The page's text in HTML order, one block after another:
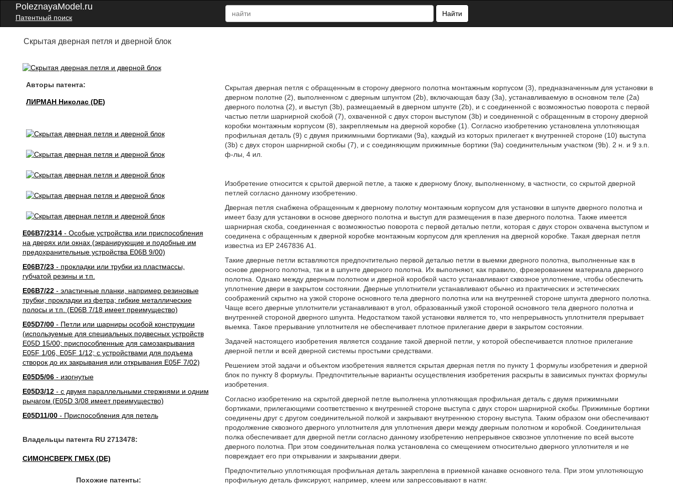
PoleznayaModel.ru
Патентный поиск
Найти
Скрытая дверная петля и дверной блок
Авторы патента:
ЛИРМАН Николас (DE)
E06B7/2314- Особые устройства или приспособления
на дверях или окнах (экранирующие и подобные им
предохранительные устройства E06B 9/00)
E06B7/23- прокладки или трубки из пластмассы,
губчатой резины и т.п.
E06B7/22- эластичные планки, например резиновые
трубки; прокладки из фетра; гибкие металлические
полосы и т.п. (E06B 7/18 имеет преимущество)
E05D7/00- Петли или шарниры особой конструкции
(используемые для специальных подвесных устройств
E05D 15/00; приспособленные для самозакрывания
E05F 1/06, E05F 1/12; с устройствами для подъема
створок до их закрывания или открывания E05F 7/02)
E05D5/06- изогнутые
E05D3/12- с двумя параллельными стержнями и одним
рычагом (E05D 3/08 имеет преимущество)
E05D11/00- Приспособления для петель
Владельцы патента RU 2713478:
СИМОНСВЕРК ГМБХ (DE)
Скрытая дверная петля с обращенным в сторону дверного полотна монтажным корпусом (3), предназначенным для установки в
дверном полотне (2), выполненном с дверным шпунтом (2b), включающая базу (3а), устанавливаемую в основном теле (2а)
дверного полотна (2), и выступ (3b), размещаемый в дверном шпунте (2b), и с соединенной с возможностью поворота с первой
частью петли шарнирной скобой (7), охваченной с двух сторон выступом (3b) и соединенной с обращенным в сторону дверной
коробки монтажным корпусом (8), закрепляемым на дверной коробке (1). Согласно изобретению установлена уплотняющая
профильная деталь (9) с двумя прижимными бортиками (9а), каждый из которых прилегает к внутренней стороне (10) выступа
(3b) с двух сторон шарнирной скобы (7), и с соединяющим прижимные бортики (9а) соединительным участком (9b). 2 н. и 9 з.п.
ф-лы, 4 ил.
Изобретение относится к срытой дверной петле, а также к дверному блоку, выполненному, в частности, со скрытой дверной
петлей согласно данному изобретению.
Дверная петля снабжена обращенным к дверному полотну монтажным корпусом для установки в шпунте дверного полотна и
имеет базу для установки в основе дверного полотна и выступ для размещения в пазе дверного полотна. Также имеется
шарнирная скоба, соединенная с возможностью поворота с первой деталью петли, которая с двух сторон охвачена выступом и
соединена с обращенным к дверной коробке монтажным корпусом для крепления на дверной коробке. Такая дверная петля
известна из ЕР 2467836 А1.
Такие дверные петли вставляются предпочтительно первой деталью петли в выемки дверного полотна, выполненные как в
основе дверного полотна, так и в шпунте дверного полотна. Их выполняют, как правило, фрезерованием материала дверного
полотна. Однако между дверным полотном и дверной коробкой часто устанавливают сквозное уплотнение, чтобы обеспечить
уплотнение двери в закрытом состоянии. Дверные уплотнители устанавливают обычно из практических и эстетических
соображений скрытно на узкой стороне основного тела дверного полотна или на внутренней стороне шпунта дверного полотна.
Чаще всего дверные уплотнители устанавливают в угол, образованный узкой стороной основного тела дверного полотна и
внутренней стороной дверного шпунта. Недостатком такой установки является то, что непрерывность уплотнителя прерывает
выемка. Такое прерывание уплотнителя не обеспечивает плотное прилегание двери в закрытом состоянии.
Задачей настоящего изобретения является создание такой дверной петли, у которой обеспечивается плотное прилегание
дверной петли и всей дверной системы простыми средствами.
Решением этой задачи и объектом изобретения является скрытая дверная петля по пункту 1 формулы изобретения и дверной
блок по пункту 8 формулы. Предпочтительные варианты осуществления изобретения раскрыты в зависимых пунктах формулы
изобретения.
Согласно изобретению на скрытой дверной петле выполнена уплотняющая профильная деталь с двумя прижимными
бортиками, прилегающими соответственно к внутренней стороне выступа с двух сторон шарнирной скобы. Прижимные бортики
соединены друг с другом соединительной полкой и закрывают внутреннюю сторону выступа. Таким образом они обеспечивают
продолжение сквозного дверного уплотнителя для уплотнения двери между дверным полотном и коробкой. Соединительная
полка обеспечивает для дверной петли согласно данному изобретению непрерывное сквозное уплотнение по всей высоте
дверного полотна. При этом соединительная полка установлена со смещением относительно дверного уплотнителя и не
повреждает его при открывании и закрывании двери.
Предпочтительно уплотняющая профильная деталь закреплена в приемной канавке основного тела. При этом уплотняющую
профильную деталь фиксируют, например, клеем или запрессовывают в натяг.
Похожие патенты: